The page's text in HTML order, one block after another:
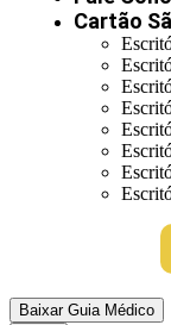
Cartão
Baixar Guia Médico